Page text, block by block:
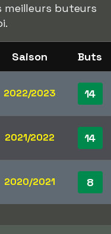
meilleurs buteurs
Saison Buts
2022/2023 14
2021/2022 14
2020/2021 8